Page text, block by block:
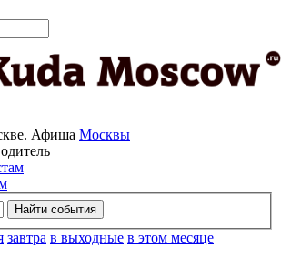
Афиша Москвы
завтра в выходные в этом месяце